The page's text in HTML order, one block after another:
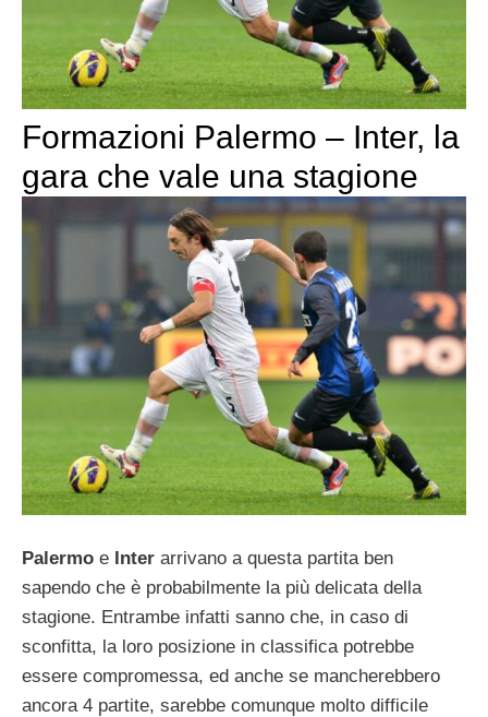
Formazioni Palermo – Inter, la
gara che vale una stagione
Palermo e Inter arrivano a questa partita ben
sapendo che è probabilmente la più delicata della
stagione. Entrambe infatti sanno che, in caso di
sconfitta, la loro posizione in classifica potrebbe
essere compromessa, ed anche se mancherebbero
ancora 4 partite, sarebbe comunque molto difficile